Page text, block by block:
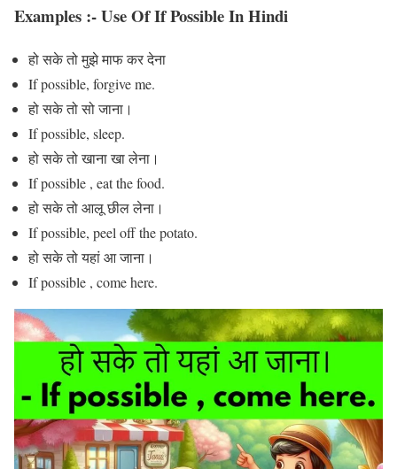
Examples :- Use Of If Possible In Hindi
हो सके तो मुझे माफ कर देना
If possible, forgive me.
हो सके तो सो जाना।
If possible, sleep.
हो सके तो खाना खा लेना।
If possible , eat the food.
हो सके तो आलू छील लेना।
If possible, peel off the potato.
हो सके तो यहां आ जाना।
If possible , come here.